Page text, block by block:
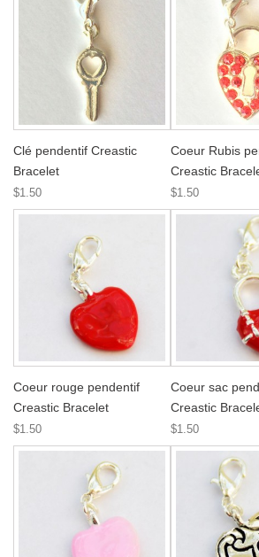
Clé pendentif Creastic
Bracelet
$1.50
Coeur Rubis
Creastic
$1.50
Coeur rouge pendentif
Creastic Bracelet
$1.50
Coeur sac
Creastic
$1.50